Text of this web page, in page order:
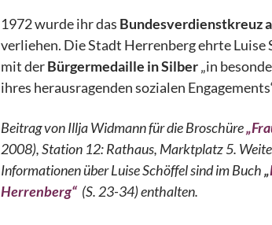
1972 wurde ihr das Bundesverdienstkreuz
verliehen. Die Stadt Herrenberg ehrte Luise
mit derBürgermedaille in Silber„in
ihres herausragenden sozialen
Beitrag von Illja Widmann für die Broschüre
2008), Station 12: Rathaus, Marktplatz 5.
Informationen über Luise Schöffel sind im Buch„
Herrenberg“ (S. 23-34) enthalten.